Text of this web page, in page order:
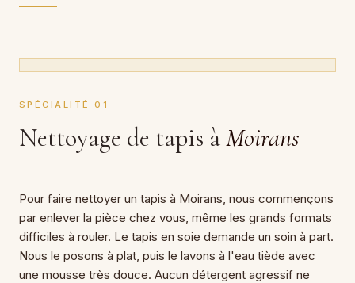
SPÉCIALITÉ 01
Nettoyage de tapis àMoirans
Pour faire nettoyer un tapis à Moirans, nous commençons
par enlever la pièce chez vous, même les grands formats
difficiles à rouler. Le tapis en soie demande un soin à part.
Nous le posons à plat, puis le lavons à l'eau tiède avec
une mousse très douce. Aucun détergent agressif ne